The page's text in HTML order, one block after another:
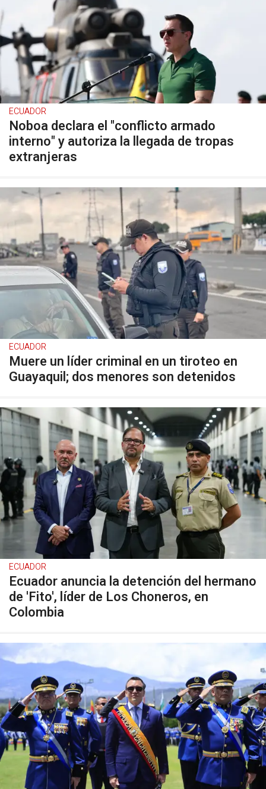
ECUADOR
Noboa declara el "conflicto armado
interno" y autoriza la llegada de tropas
extranjeras
ECUADOR
Muere un líder criminal en un tiroteo en
Guayaquil; dos menores son detenidos
ECUADOR
Ecuador anuncia la detención del hermano
de 'Fito', líder de Los Choneros, en
Colombia